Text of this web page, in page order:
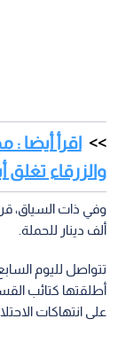
اقرأ أيضا :
والزرقاء تغلق
وفي ذات السياق،
ألف دينار للحملة.
تتواصل لليوم
أطلقتها كتائب
على انتهاكات